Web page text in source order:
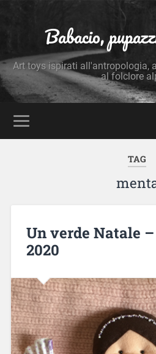
Babacio,
Art toys ispirati all'antropologia,
al folclore
TAG
Un verde Natale
2020